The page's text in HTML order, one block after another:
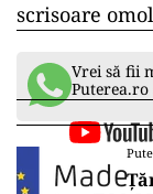
scrisoare
Vrei să fii